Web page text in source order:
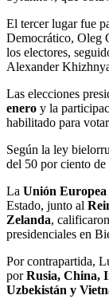
El tercer lugar fue
Democrático, Oleg
los electores,
Alexander
Las elecciones
enero y la
habilitado para
Según la ley
del 50 por ciento de
La Unión Europea
Estado, junto al
Zelanda,
presidenciales en
Por contrapartida,
porRusia, China,
Uzbekistán y